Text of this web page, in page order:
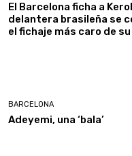
El Barcelona ficha a
delantera brasileña se
el fichaje más caro de
BARCELONA
Adeyemi, una ‘bala’